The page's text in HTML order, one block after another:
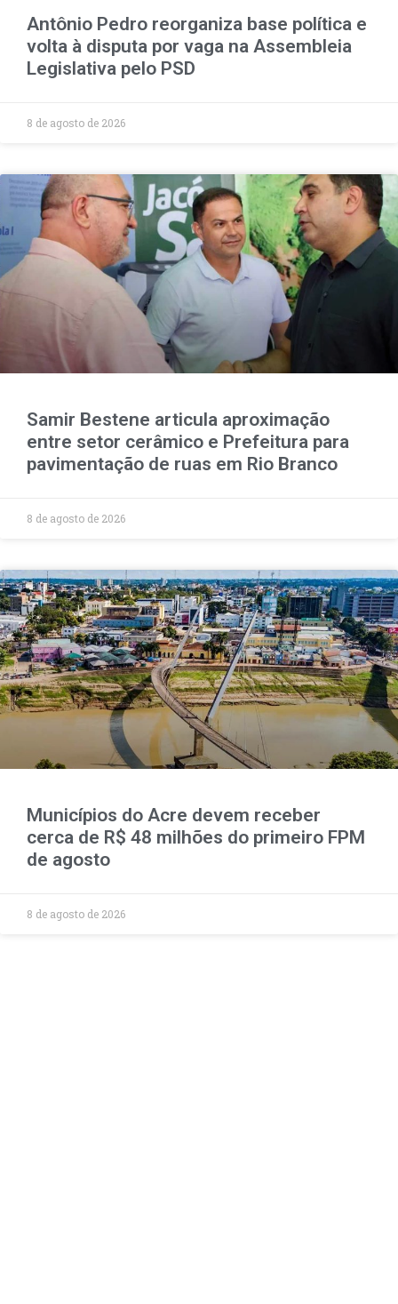
Antônio Pedro reorganiza base política e
volta à disputa por vaga na Assembleia
Legislativa pelo PSD
8 de agosto de 2026
Samir Bestene articula aproximação
entre setor cerâmico e Prefeitura para
pavimentação de ruas em Rio Branco
8 de agosto de 2026
Municípios do Acre devem receber
cerca de R$ 48 milhões do primeiro FPM
de agosto
8 de agosto de 2026